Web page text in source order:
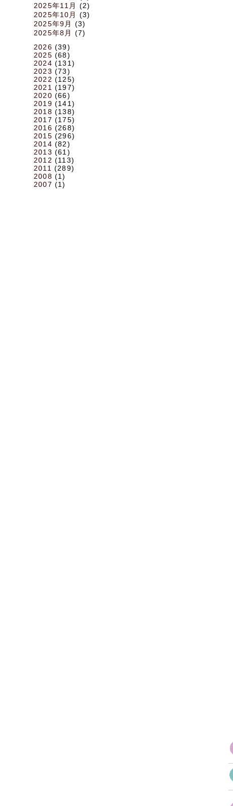
2025年11月
(2)
2025年10月
(3)
2025年9月
(3)
2025年8月
(7)
2026 (39)
2025 (68)
2024 (131)
2023 (73)
2022 (125)
2021 (197)
2020 (66)
2019 (141)
2018 (138)
2017 (175)
2016 (268)
2015 (296)
2014 (82)
2013 (61)
2012 (113)
2011 (289)
2008 (1)
2007 (1)